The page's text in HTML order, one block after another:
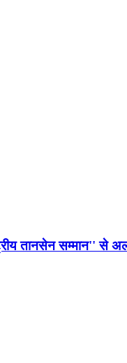
तानसेन सम्मान'' से